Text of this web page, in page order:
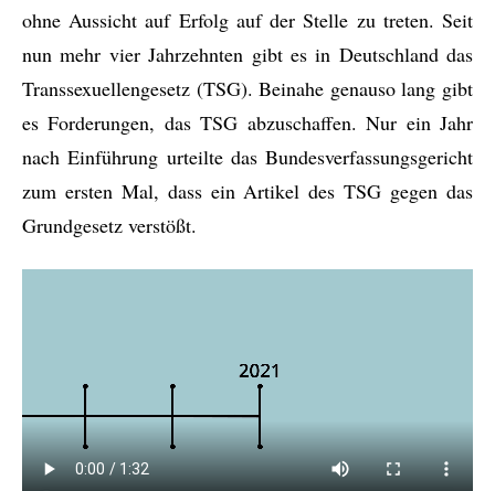
ohne Aussicht auf Erfolg auf der Stelle zu treten. Seit
nun mehr vier Jahrzehnten gibt es in Deutschland das
Transsexuellengesetz (TSG). Beinahe genauso lang gibt
es Forderungen, das TSG abzuschaffen. Nur ein Jahr
nach Einführung urteilte das Bundesverfassungsgericht
zum ersten Mal, dass ein Artikel des TSG gegen das
Grundgesetz verstößt.